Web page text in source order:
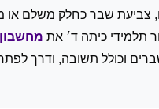
צביעת שבר כחלק משלם
תלמידי כיתה ד׳ את
החשבון בין שברים וכולל תשובה,